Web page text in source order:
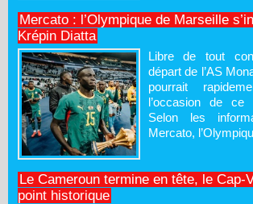
Mercato : l’Olympique de Marseille
Krépin Diatta
Libre de tout
départ de l’AS
pourrait
l’occasion de ce
Selon les
Mercato,
Le Cameroun termine en tête, le Cap-
point historique